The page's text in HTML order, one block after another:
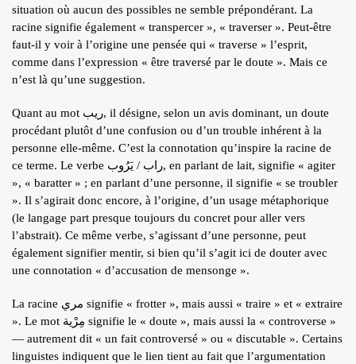
situation où aucun des possibles ne semble prépondérant. La
racine signifie également « transpercer », « traverser ». Peut-être
faut-il y voir à l’origine une pensée qui « traverse » l’esprit,
comme dans l’expression « être traversé par le doute ». Mais ce
n’est là qu’une suggestion.
Quant au mot ريب, il désigne, selon un avis dominant, un doute
procédant plutôt d’une confusion ou d’un trouble inhérent à la
personne elle-même. C’est la connotation qu’inspire la racine de
ce terme. Le verbe راب / يَرُوب, en parlant de lait, signifie « agiter
», « baratter » ; en parlant d’une personne, il signifie « se troubler
». Il s’agirait donc encore, à l’origine, d’un usage métaphorique
(le langage part presque toujours du concret pour aller vers
l’abstrait). Ce même verbe, s’agissant d’une personne, peut
également signifier mentir, si bien qu’il s’agit ici de douter avec
une connotation « d’accusation de mensonge ».
La racine مري signifie « frotter », mais aussi « traire » et « extraire
». Le mot مِرْية signifie le « doute », mais aussi la « controverse »
— autrement dit « un fait controversé » ou « discutable ». Certains
linguistes indiquent que le lien tient au fait que l’argumentation